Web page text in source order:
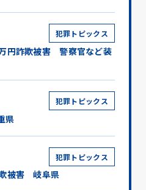
犯罪トピックス
円詐欺被害 警察官など装
犯罪トピックス
県
犯罪トピックス
被害 岐阜県